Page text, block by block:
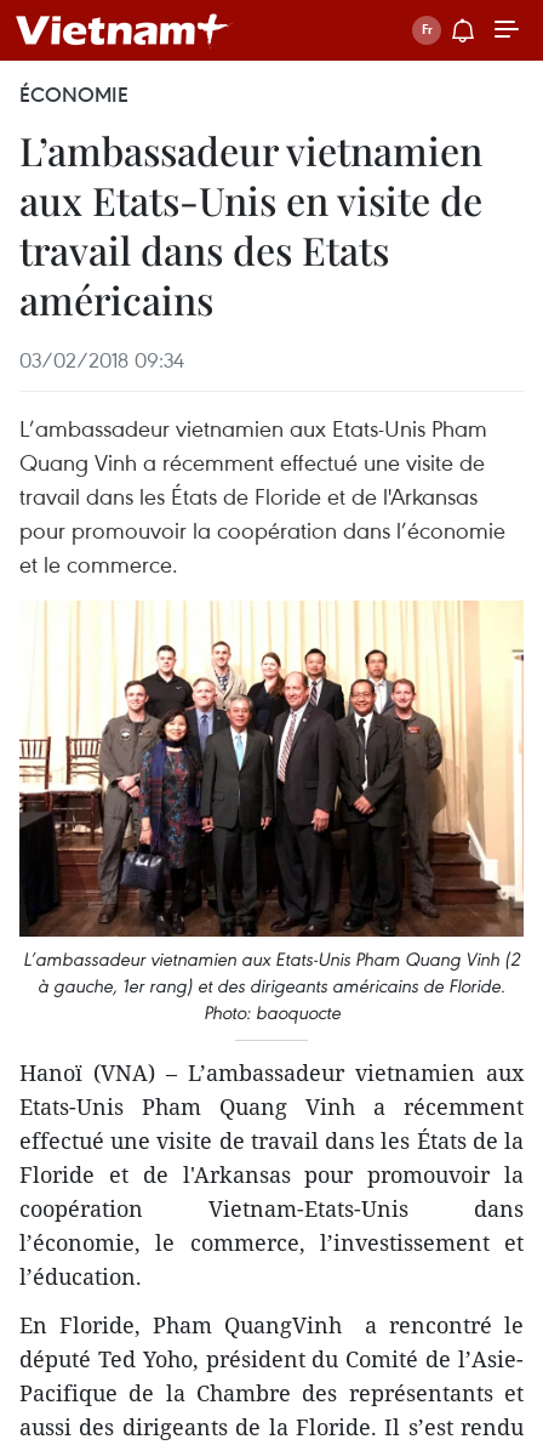
ÉCONOMIE
L’ambassadeur vietnamien
aux Etats-Unis en visite de
travail dans des Etats
américains
03/02/2018 09:34
L’ambassadeur vietnamien aux Etats-Unis Pham
Quang Vinh a récemment effectué une visite de
travail dans les États de Floride et de l'Arkansas
pour promouvoir la coopération dans l’économie
et le commerce.
L’ambassadeur vietnamien aux Etats-Unis Pham Quang Vinh (2
à gauche, 1er rang) et des dirigeants américains de Floride.
Photo: baoquocte
Hanoï (VNA) – L’ambassadeur vietnamien aux
Etats-Unis Pham Quang Vinh a récemment
effectué une visite de travail dans les États de la
Floride et de l'Arkansas pour promouvoir la
coopération Vietnam-Etats-Unis dans
l’économie, le commerce, l’investissement et
l’éducation.
En Florid​e, Pham QuangVinh a rencontré le
député Ted Yoho, président du Comité de l’Asie-
Pacifique de la Chambre des représentants et
aussi des dirigeants de la Florid​e. Il s’est rendu